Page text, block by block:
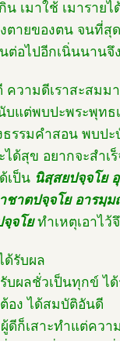
น เมาใช้ เมารายไ
ตายของตน จนที่
อไปอีกเนิ่นนานจึง
วามดีเราสะสมม
บแต่พบปะพระพุทธ
ธรรมคำสอน พบป
ได้สุข อยากจะสำ
เป็น นิสฺสยปจฺจโย
ชาตปจฺจโย อารมฺ
จฺจโยทำเหตุเอาไว้
ด้รับผล
บผลชั่วเป็นทุกข์ ไ
อง ได้สมบัติอันดี
ดีก็เสาะทำแต่ควา